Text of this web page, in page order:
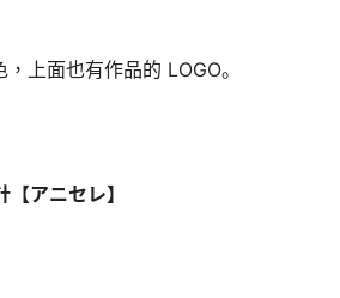
上面也有作品的 LOGO。
アニセレ】